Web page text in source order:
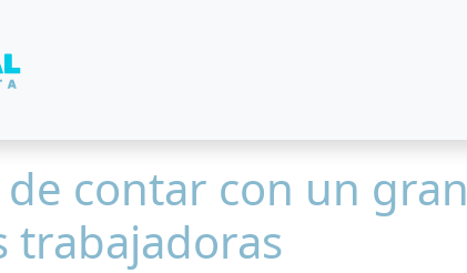
de contar con un gran
trabajadoras